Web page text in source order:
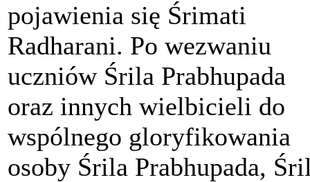
pojawienia się Śrimati
Radharani. Po wezwaniu
uczniów Śrila Prabhupada
oraz innych wielbicieli do
wspólnego gloryfikowania
osoby Śrila Prabhupada,